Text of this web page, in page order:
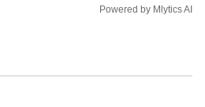
Powered by Mlytics AI